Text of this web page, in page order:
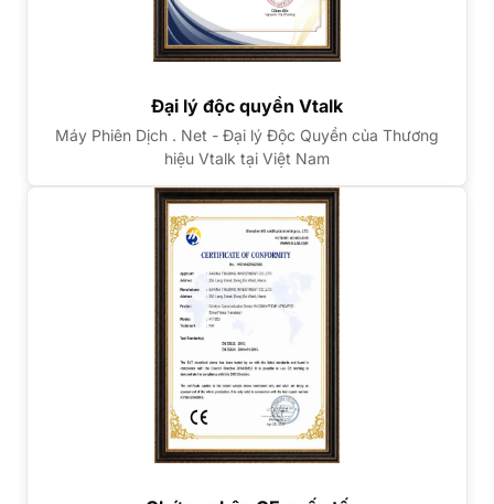
Đại lý độc quyền Vtalk
Máy Phiên Dịch . Net - Đại lý Độc Quyền của Thương
hiệu Vtalk tại Việt Nam